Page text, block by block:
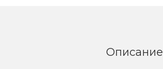
Описание